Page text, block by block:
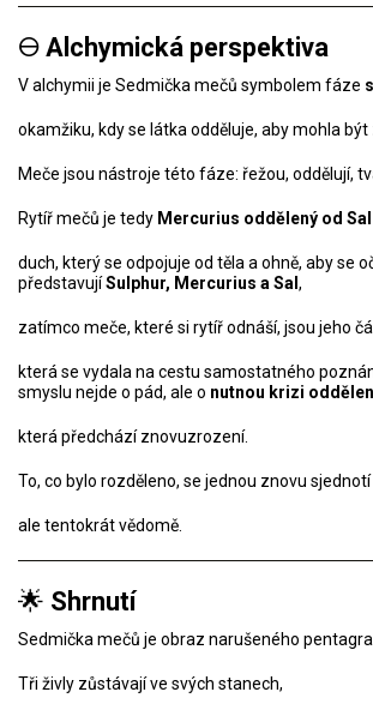
🜔 Alchymická perspektiva
V alchymii je Sedmička mečů symbolem fáze
okamžiku, kdy se látka odděluje, aby mohla
Meče jsou nástroje této fáze: řežou, oddělují,
Rytíř mečů je tedy Mercurius oddělený od
duch, který se odpojuje od těla a ohně, aby se
představujíSulphur, Mercurius a Sal ,
zatímco meče, které si rytíř odnáší, jsou jeho
která se vydala na cestu samostatného
smyslu nejde o pád, ale o nutnou krizi
která předchází znovuzrození.
To, co bylo rozděleno, se jednou znovu sjednotí
ale tentokrát vědomě.
🌟 Shrnutí
Sedmička mečů je obraz narušeného
Tři živly zůstávají ve svých stanech,